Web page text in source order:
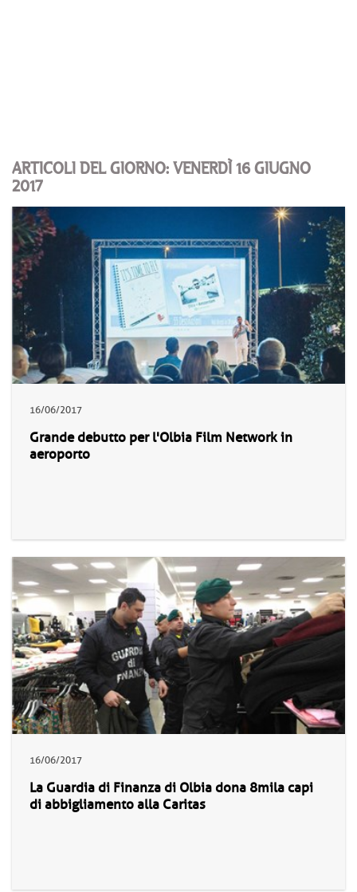
ARTICOLI DEL GIORNO: VENERDÌ 16 GIUGNO
2017
16/06/2017
Grande debutto per l'Olbia Film Network in
aeroporto
16/06/2017
La Guardia di Finanza di Olbia dona 8mila capi
di abbigliamento alla Caritas